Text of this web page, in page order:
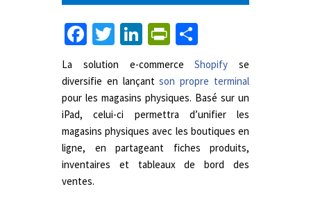
Facebook
Twitter
LinkedIn
PrintFriendly
La solution e-commerceShopify se
diversifie en lançantson propre terminal
pour les magasins physiques. Basé sur un
iPad, celui-ci permettra d’unifier les
magasins physiques avec les boutiques en
ligne, en partageant fiches produits,
inventaires et tableaux de bord des
ventes.